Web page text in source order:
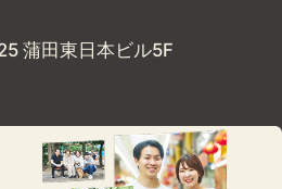
蒲田東日本ビル5F